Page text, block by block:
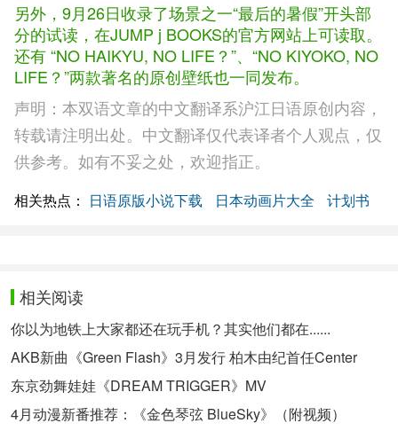
另外，9月26日收录了场景之一“最后的暑假”开头部
分的试读，在JUMP j BOOKS的官方网站上可读取。
还有 “NO HAIKYU, NO LIFE？”、“NO KIYOKO, NO
LIFE？”两款著名的原创壁纸也一同发布。
声明：本双语文章的中文翻译系沪江日语原创内容，
转载请注明出处。中文翻译仅代表译者个人观点，仅
供参考。如有不妥之处，欢迎指正。
相关热点： 日语原版小说下载 日本动画片大全 计划书
相关阅读
你以为地铁上大家都还在玩手机？其实他们都在......
AKB新曲《Green Flash》3月发行 柏木由纪首任Center
东京劲舞娃娃《DREAM TRIGGER》MV
4月动漫新番推荐：《金色琴弦 BlueSky》（附视频）